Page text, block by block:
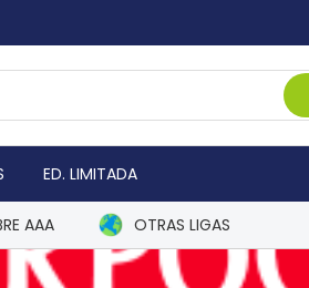
ED. LIMITADA
AAA OTRAS LIGAS